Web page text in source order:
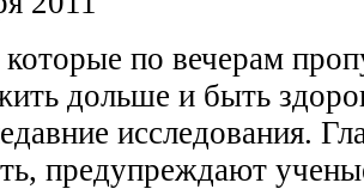
по вечерам
дольше и быть
исследования.
предупреждают